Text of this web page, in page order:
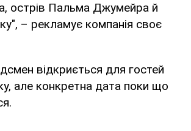
острів Пальма Джумейра й
– рекламує компанія своє
відкриється для гостей
але конкретна дата поки що